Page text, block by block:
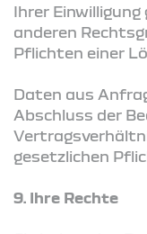
Ihrer
anderen
Pflichten einer
Daten aus
Abschluss der
gesetzlichen
9. Ihre Rechte